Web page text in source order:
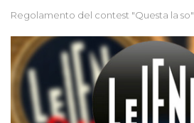
Regolamento del contest "Questa la so"